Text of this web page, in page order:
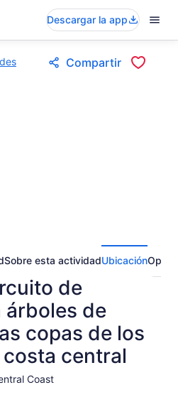
Descargar la app
Compartir
Sobre esta actividadUbicación
de
árboles de
copas de los
central
Coast